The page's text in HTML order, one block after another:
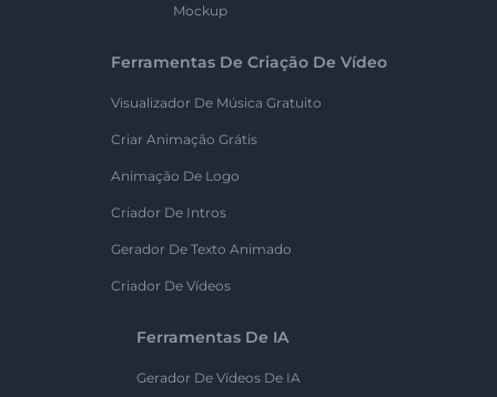
Mockup
Ferramentas De Criação De Vídeo
Visualizador De Música Gratuito
Criar Animação Grátis
Animação De Logo
Criador De Intros
Gerador De Texto Animado
Criador De Vídeos
Ferramentas De IA
Gerador De Vídeos De IA